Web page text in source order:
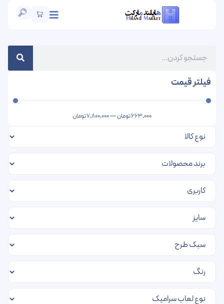
فیلتر قیمت
663,000تومان—
7,800,000تومان